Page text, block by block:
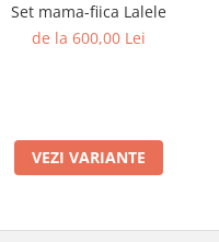
Set mama-fiica Lalele
de la 600,00 Lei
VEZI VARIANTE